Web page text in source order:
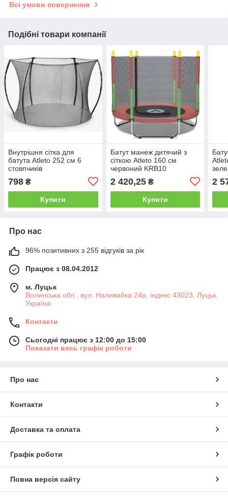
Всі умови повернення
Подібні товари компанії
Внутрішня сітка для
батута Atleto 252 см 6
стовпчиків
798 ₴
Купити
Батут манеж дитячий з
сіткою Atleto 160 см
червоний KRB10
2 420,25₴
Купити
2
Про нас
96% позитивних з 255 відгуків за рік
Працює з 08.04.2012
м. Луцьк
Волинська обл., вул. Наливайка 24а, індекс 43023, Луцьк,
Україна
Контакти
Сьогодні працює з 12:00 до 15:00
Показати весь графік роботи
Про нас
Контакти
Доставка та оплата
Графік роботи
Повна версія сайту